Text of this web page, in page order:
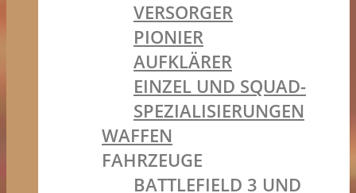
VERSORGER
PIONIER
AUFKLÄRER
EINZEL UND SQUAD-
SPEZIALISIERUNGEN
WAFFEN
FAHRZEUGE
BATTLEFIELD 3 UND